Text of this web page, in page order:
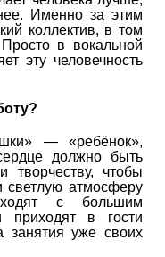
Именно за этим
коллектив, в том
в вокальной
эту человечность
— «ребёнок»,
должно быть
чтобы
светлую атмосферу
с большим
приходят в гости
занятия уже своих